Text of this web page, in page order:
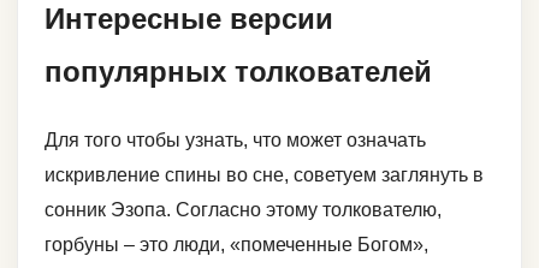
Интересные версии
популярных толкователей
Для того чтобы узнать, что может означать
искривление спины во сне, советуем заглянуть в
сонник Эзопа. Согласно этому толкователю,
горбуны – это люди, «помеченные Богом»,